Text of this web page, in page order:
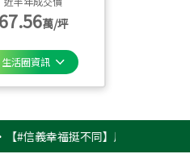
67.56萬/坪
生活圈資訊
幸福挺不同】用實力，讓升職免抽